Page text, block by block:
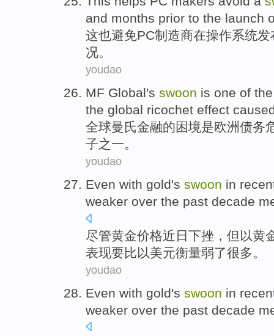
and months prior to the launch
这也避免PC制造商在操作系统发
况。
youdao
MF Global's swoon is one of
the global ricochet effect
全球曼氏金融的困境是欧洲债务
子之一。
youdao
Even with gold's swoon in
weaker over the past decade
尽管黄金价格近日 下挫，但 以黄
表现要比以美元衡量弱了很多。
youdao
Even with gold's swoon in
weaker over the past decade